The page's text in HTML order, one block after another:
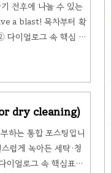
전후에 나눌 수 있는
a blast! 목차부터 확
이얼로그 속 핵심 표
로그 — 놀이공원에서
dry cleaning)
하는 통합 포스팅입니
럽게 녹아든 세탁·청
이얼로그 속 핵심표현